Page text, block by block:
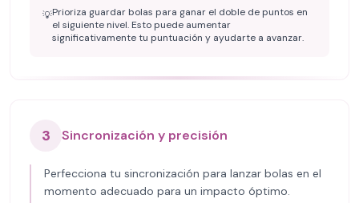
💡Prioriza guardar bolas para ganar el doble de puntos en
el siguiente nivel. Esto puede aumentar
significativamente tu puntuación y ayudarte a avanzar.
3 Sincronización y precisión
Perfecciona tu sincronización para lanzar bolas en el
momento adecuado para un impacto óptimo.